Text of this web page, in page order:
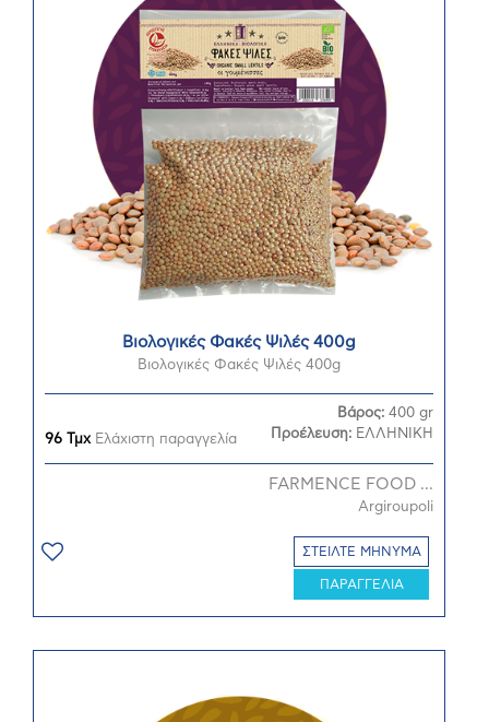
Βιολογικές Φακές Ψιλές 400g
Βιολογικές Φακές Ψιλές 400g
96 ΤμχΕλάχιστη παραγγελία
Βάρος: 400 gr
Προέλευση: ΕΛΛΗΝΙΚΗ
FARMENCE FOOD ...
Argiroupoli
ΣΤΕΙΛΤΕ ΜΗΝΥΜΑ
ΠΑΡΑΓΓΕΛΙΑ